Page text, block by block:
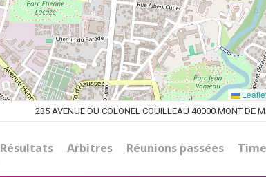
235 AVENUE DU COLONEL COUILLEAU 40000 MONT DE
Résultats Arbitres Réunions passées